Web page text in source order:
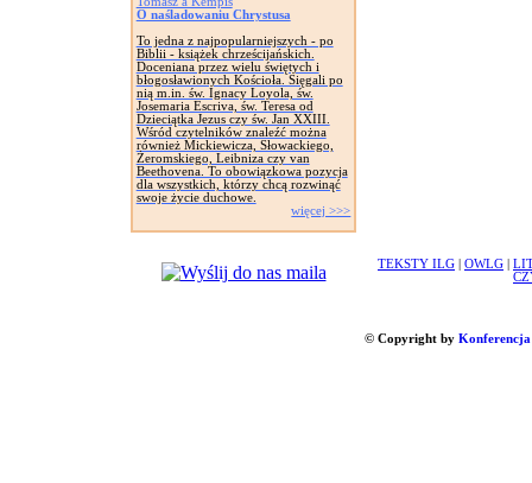
O naśladowaniu Chrystusa
To jedna z najpopularniejszych - po
Biblii - książek chrześcijańskich.
Doceniana przez wielu świętych i
błogosławionych Kościoła. Sięgali po
nią m.in. św. Ignacy Loyola, św.
Josemaria Escriva, św. Teresa od
Dzieciątka Jezus czy św. Jan XXIII.
Wśród czytelników znaleźć można
również Mickiewicza, Słowackiego,
Żeromskiego, Leibniza czy van
Beethovena. To obowiązkowa pozycja
dla wszystkich, którzy chcą rozwinąć
swoje życie duchowe.
więcej >>>
TEKSTY ILG OWLG
© Copyright by Konferencja